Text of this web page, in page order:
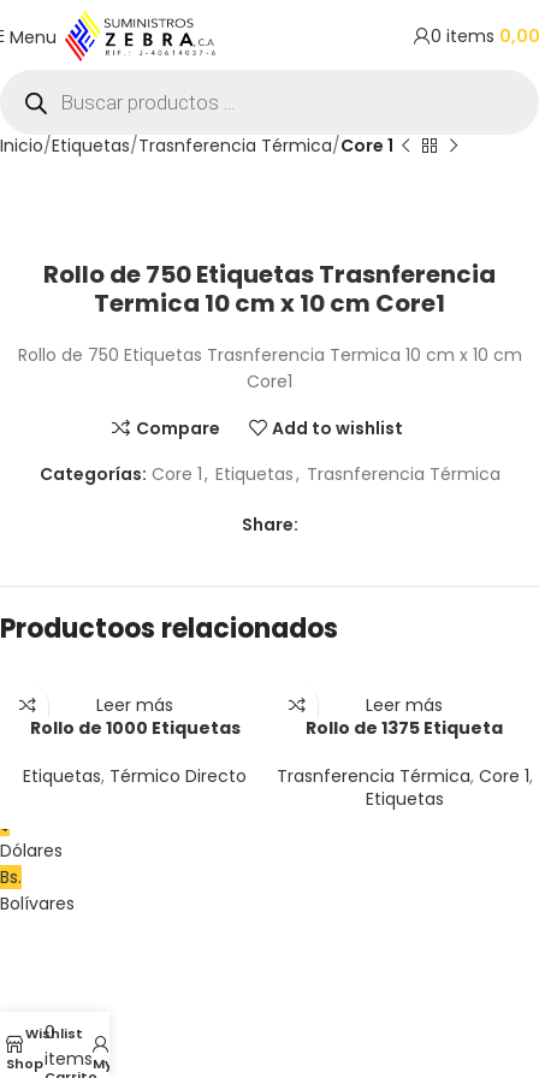
Menu 0 items 0,00
Inicio Etiquetas Trasnferencia Térmica Core 1
Rollo de 750 Etiquetas Trasnferencia
Termica 10 cm x 10 cm Core1
Rollo de 750 Etiquetas Trasnferencia Termica 10 cm x 10 cm
Core1
Compare
Add to wishlist
Categorías: Core 1, Etiquetas, Trasnferencia Térmica
Share:
Productoos relacionados
Leer más
Rollo de 1000 Etiquetas
diametro amarillas Core 1
Etiquetas, Térmico Directo
Leer más
Rollo de 1375 Etiqueta
cm x 5 cm 4 x 2 Core1
Trasnferencia Térmica, Core 1,
Etiquetas
$
Dólares
Bs.
Bolívares
Shop
Wishlist
0
itemsMy account